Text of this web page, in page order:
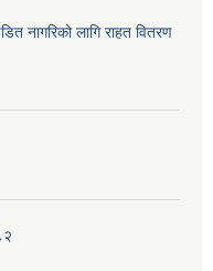
नागरिको लागि राहत वितरण